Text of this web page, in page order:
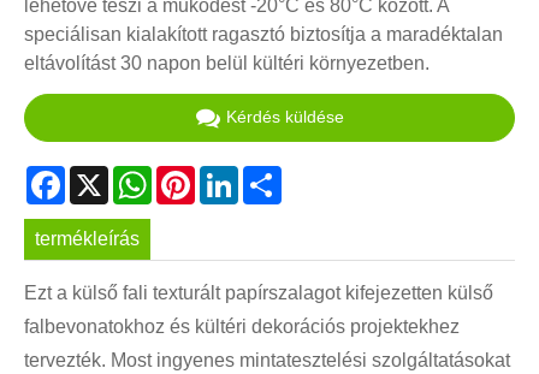
lehetővé teszi a működést -20°C és 80°C között. A
speciálisan kialakított ragasztó biztosítja a maradéktalan
eltávolítást 30 napon belül kültéri környezetben.
Kérdés küldése
Facebook
X WhatsApp
PinterestLinkedIn
termékleírás
Ezt a külső fali texturált papírszalagot kifejezetten külső
falbevonatokhoz és kültéri dekorációs projektekhez
tervezték. Most ingyenes mintatesztelési szolgáltatásokat